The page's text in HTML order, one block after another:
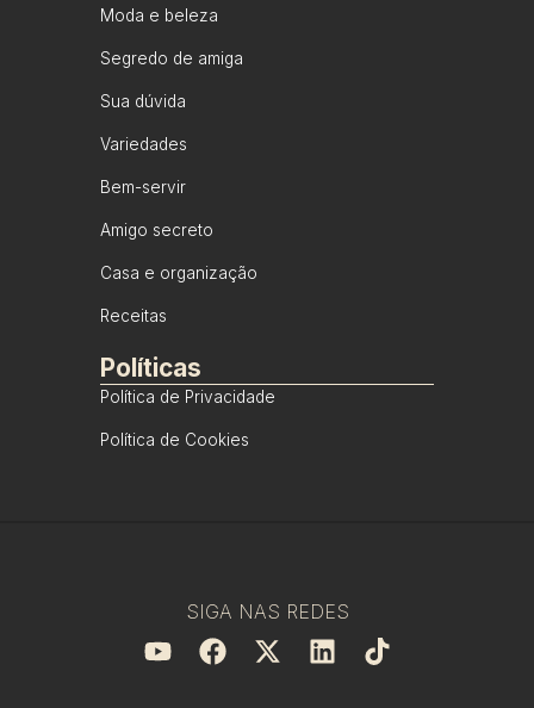
Moda e beleza
Segredo de amiga
Sua dúvida
Variedades
Bem-servir
Amigo secreto
Casa e organização
Receitas
Políticas
Política de Privacidade
Política de Cookies
SIGA NAS REDES